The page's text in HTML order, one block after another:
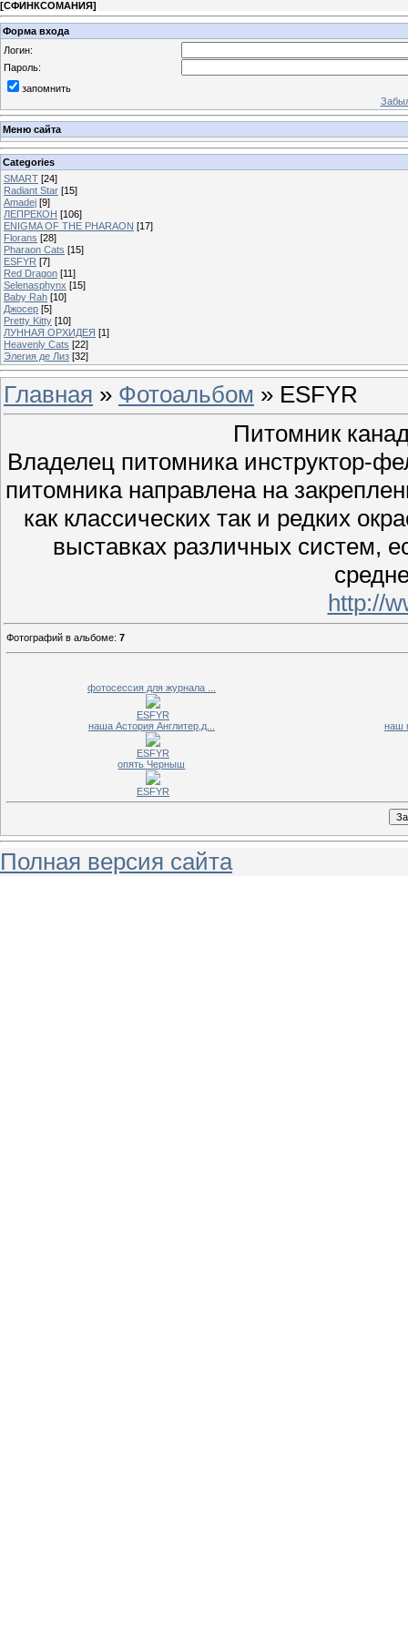
[СФИНКСОМАНИЯ]
Форма входа
Логин:
Пароль:
запомнить
Меню сайта
Categories
SMART [24]
Radiant Star [15]
Amadej [9]
ЛЕПРЕКОН [106]
ENIGMA OF THE PHARAON [17]
Florans [28]
Pharaon Cats [15]
ESFYR [7]
Red Dragon [11]
Selenasphynx [15]
Baby Rah [10]
Джосер [5]
Pretty Kitty [10]
ЛУННАЯ ОРХИДЕЯ [1]
Heavenly Cats [22]
Элегия де Лиз [32]
Главная » Фотоальбом » ESFYR
Питомник
Владелец питомника инструктор-
питомника направлена на
как классических так и редких
выставках различных систем,
http://
Фотографий в альбоме: 7
фотосессия для журнала ...
ESFYR
наша Астория Англитер,д...
ESFYR
наш
опять Черныш
ESFYR
Полная версия сайта